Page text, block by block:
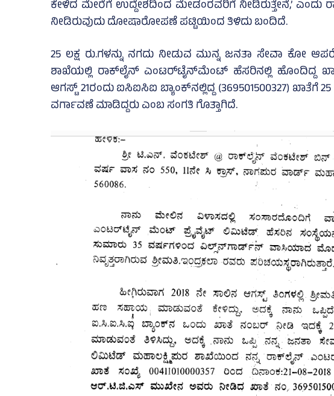
ಕೇಳಿದ ಮೇರೆಗೆ ಉದ್ದೇಶದಿಂದ ಮೇಡಂರವರಿಗೆ ನೀಡಿರುತ್ತೇನೆ,’ ಎಂದು
ನೀಡಿರುವುದು ದೋಷಾರೋಪಣೆ ಪಟ್ಟಿಯಿಂದ ತಿಳಿದು ಬಂದಿದೆ.
25 ಲಕ್ಷ ರು.ಗಳನ್ನು ನಗದು ನೀಡುವ ಮುನ್ನ ಜನತಾ ಸೇವಾ ಕೋ
ಶಾಖೆಯಲ್ಲಿ ರಾಕ್‌ಲೈನ್‌ ಎಂಟರ್‌ಟೈನ್‌ಮೆಂಟ್ ಹೆಸರಿನಲ್ಲಿ ಹೊಂದಿದ್ದ ಖಾತೆ
ಆಗಸ್ಟ್‌ 21ರಂದು ಐಸಿಐಸಿಐ ಬ್ಯಾಂಕ್‌ನಲ್ಲಿದ್ದ (369501500327)
ವರ್ಗಾವಣೆ ಮಾಡಿದ್ದರು ಎಂಬ ಸಂಗತಿ ಗೊತ್ತಾಗಿದೆ.